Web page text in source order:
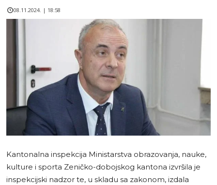
08.11.2024. | 18:58
Kantonalna inspekcija Ministarstva obrazovanja, nauke,
kulture i sporta Zeničko-dobojskog kantona izvršila je
inspekcijski nadzor te, u skladu sa zakonom, izdala